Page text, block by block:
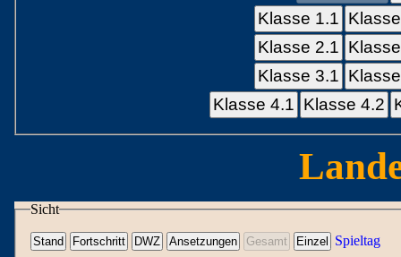
Klasse 1.1
Klasse 2.1
Klasse 3.1
Klasse 4.1 Klasse 4.2
Sicht
Spieltag